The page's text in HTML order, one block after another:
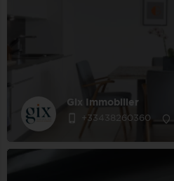
Gix Immobilier
+33438260360